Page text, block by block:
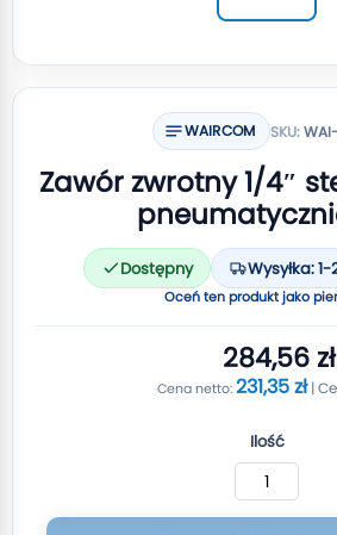
WAIRCOM SKU:
Zawór zwrotny 1/4″
Dostępny Wysyłka:
Oceń ten produkt jako
284,56 zł
231,35 zł
Ilość